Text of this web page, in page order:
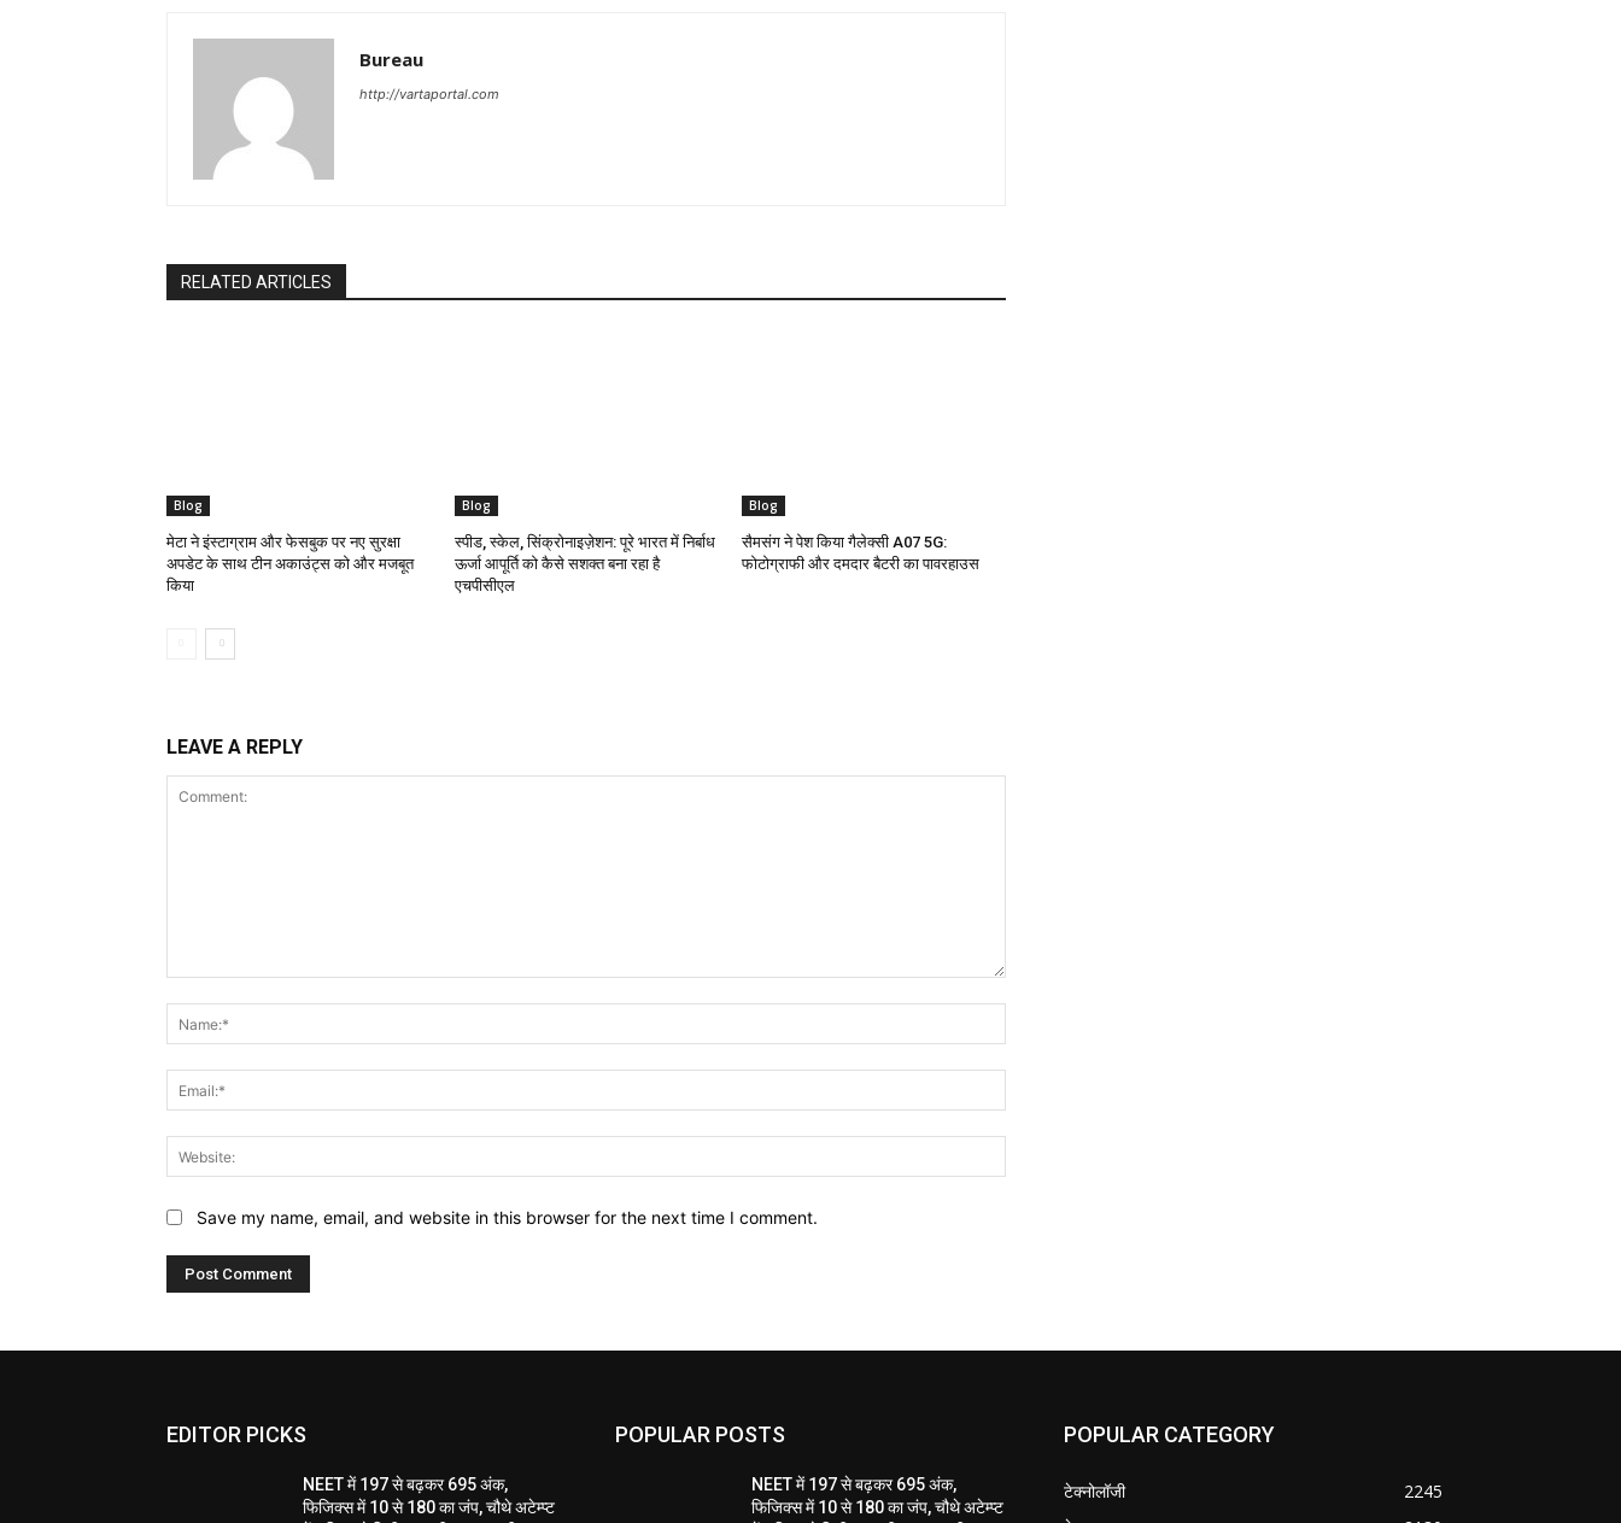
Bureau
http://vartaportal.com
RELATED ARTICLES
Blog
मेटा ने इंस्टाग्राम और फेसबुक पर नए सुरक्षा
अपडेट के साथ टीन अकाउंट्स को और मजबूत
किया
Blog
स्पीड, स्केल, सिंक्रोनाइज़ेशन: पूरे भारत में निर्बाध
ऊर्जा आपूर्ति को कैसे सशक्त बना रहा है
एचपीसीएल
Blog
सैमसंग ने पेश किया गैलेक्सी A07 5G:
फोटोग्राफी और दमदार बैटरी का पावरहाउस
LEAVE A REPLY
Save my name, email, and website in this browser for the next time I comment.
EDITOR PICKS
NEET में 197 से बढ़कर 695 अंक,
फिजिक्स में 10 से 180 का जंप, चौथे अटेम्प्ट
POPULAR POSTS
NEET में 197 से बढ़कर 695 अंक,
फिजिक्स में 10 से 180 का जंप, चौथे अटेम्प्ट
POPULAR CATEGORY
टेक्नोलॉजी
2245